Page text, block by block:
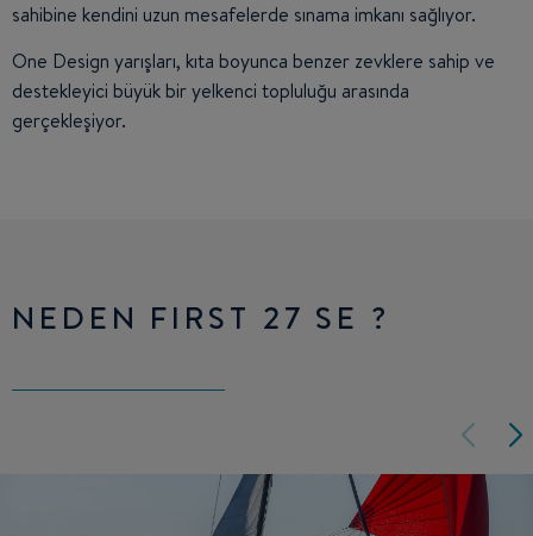
sahibine kendini uzun mesafelerde sınama imkanı sağlıyor.
One Design yarışları, kıta boyunca benzer zevklere sahip ve
destekleyici büyük bir yelkenci topluluğu arasında
gerçekleşiyor.
NEDEN FIRST 27 SE ?